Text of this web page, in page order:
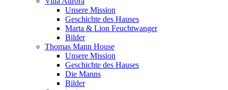
Unsere Mission
Geschichte des Hauses
Marta & Lion Feuchtwanger
Bilder
Thomas Mann House
Unsere Mission
Geschichte des Hauses
Die Manns
Bilder